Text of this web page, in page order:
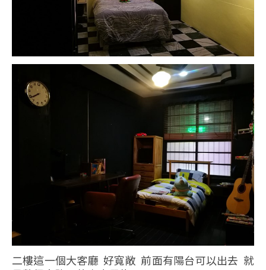
二樓這一個大客廳 好寬敞 前面有陽台可以出去 就